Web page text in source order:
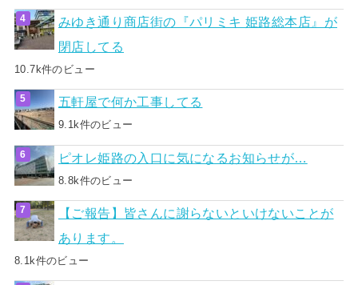
みゆき通り商店街の『パリミキ 姫路総本店』が
閉店してる
10.7k件のビュー
五軒屋で何か工事してる
9.1k件のビュー
ピオレ姫路の入口に気になるお知らせが…
8.8k件のビュー
【ご報告】皆さんに謝らないといけないことが
あります。
8.1k件のビュー